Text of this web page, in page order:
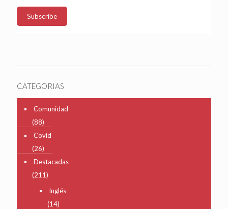
CATEGORIAS
Comunidad
(88)
Covid
(26)
Destacadas
(211)
Inglés
(14)